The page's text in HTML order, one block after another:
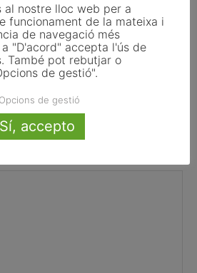
la Vella
al nostre lloc web per a
funcionament de la mateixa i
de navegació més
"D'acord" accepta l'ús de
També pot rebutjar o
de gestió".
Opcions de gestió
Sí, accepto